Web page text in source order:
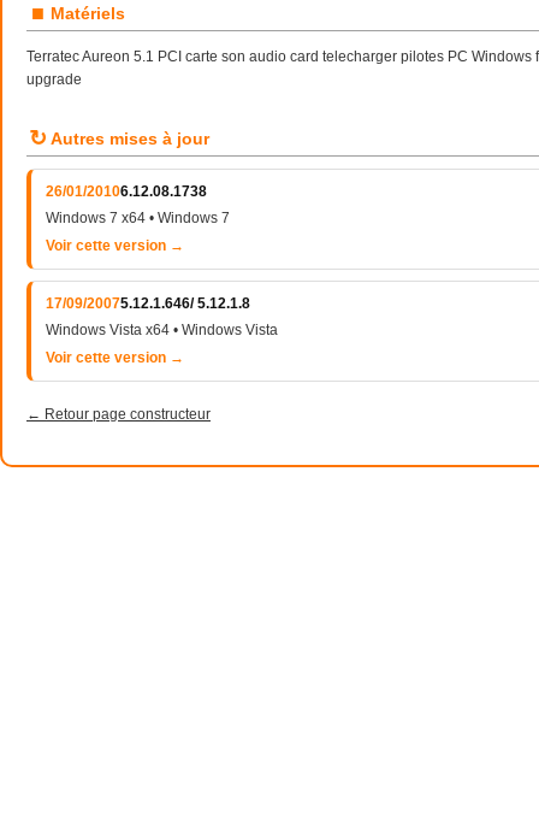
■ Matériels
Terratec Aureon 5.1 PCI carte son audio card telecharger pilotes PC
upgrade
↻ Autres mises à jour
26/01/20106.12.08.1738
Windows 7 x64 • Windows 7
Voir cette version →
17/09/20075.12.1.646/ 5.12.1.8
Windows Vista x64 • Windows Vista
Voir cette version →
← Retour page constructeur